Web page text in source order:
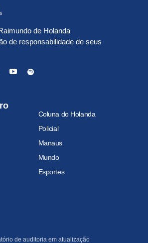
de Holanda
de responsabilidade de seus
Coluna do Holanda
Policial
Manaus
Mundo
Esportes
de auditoria em atualização